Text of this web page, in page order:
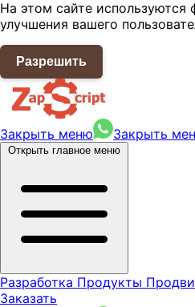
На этом сайте используются
улучшения вашего
Разрешить
Закрыть меню Закрыть
Открыть главное меню
Разработка Продукты
Заказать